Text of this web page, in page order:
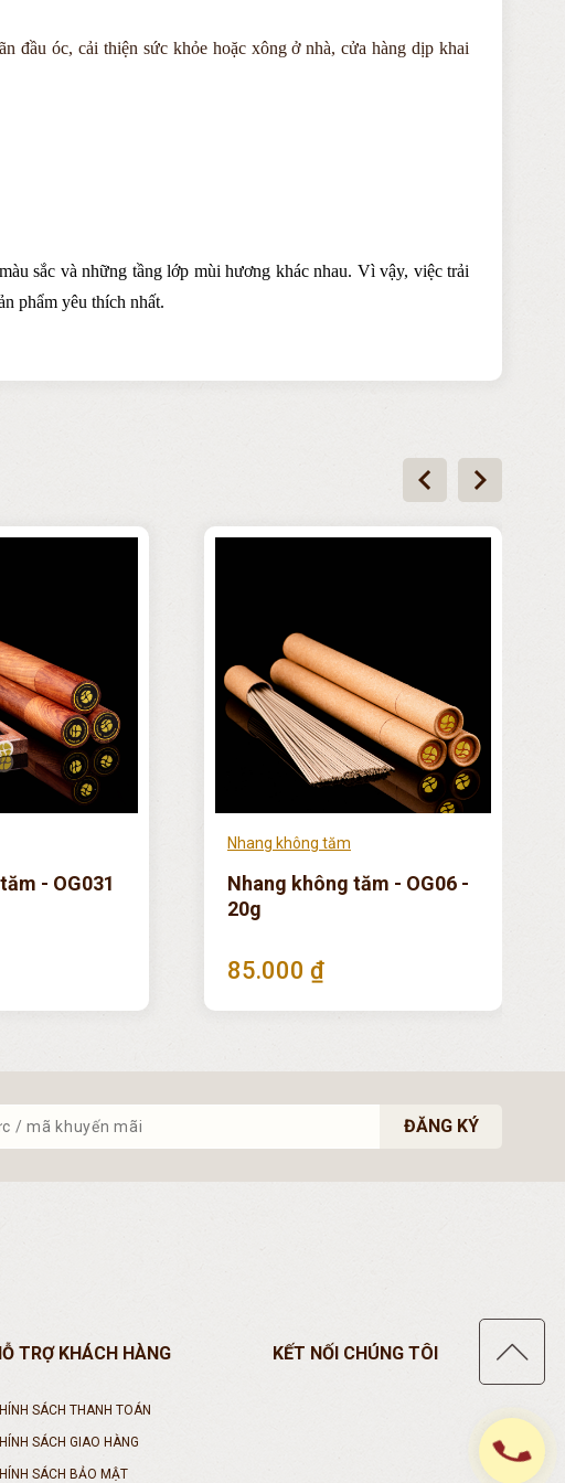
đầu óc, cải thiện sức khỏehoặc xôngở nhà, cửa hàng dịp khai
sắc và những tầng lớp mùi hương khác nhau. Vì vậy, việc trải
phẩm yêu thích nhất.
chevron_left chevron_right
- OG031
Nhang không tăm
Nhang không tăm - OG06 -
20g
85.000 ₫
phone
ĐĂNG KÝ
TRỢ KHÁCH HÀNG
SÁCH THANH TOÁN
SÁCH GIAO HÀNG
SÁCH BẢO MẬT
KẾT NỐI CHÚNG TÔI